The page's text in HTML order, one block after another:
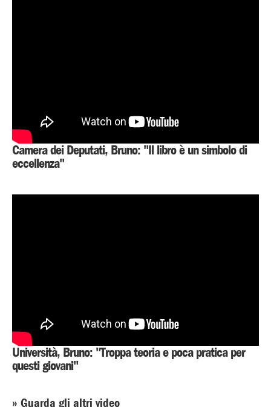
Camera dei Deputati, Bruno: "Il libro è un simbolo di
eccellenza"
Università, Bruno: "Troppa teoria e poca pratica per
questi giovani"
» Guarda gli altri video